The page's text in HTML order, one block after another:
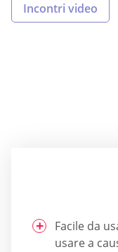
Incontri video
Facile da
usare a